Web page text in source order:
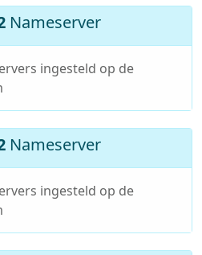
Nameserver
ingesteld op de
Nameserver
ingesteld op de